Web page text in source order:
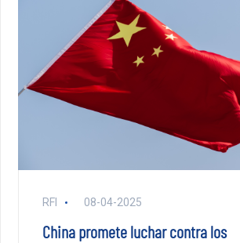
RFI 08-04-2025
China promete luchar contra los